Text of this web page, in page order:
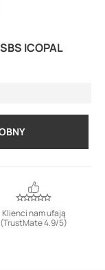
ICOPAL
Klienci nam ufają
(TrustMate 4.9/5)